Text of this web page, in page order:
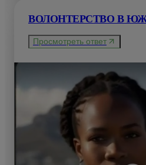
ВОЛОНТЕРСТВО В
Просмотреть ответ